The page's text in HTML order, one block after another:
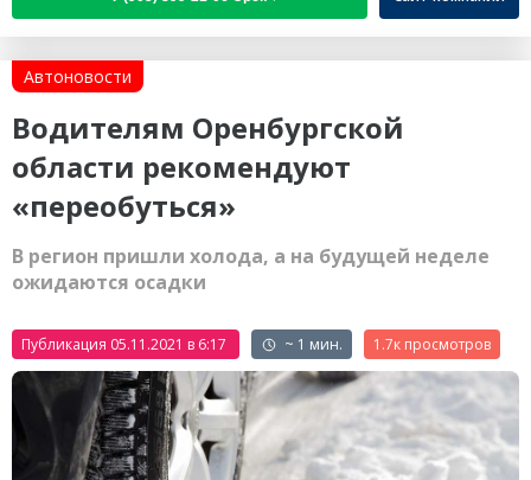
Автоновости
Водителям Оренбургской
области рекомендуют
«переобуться»
В регион пришли холода, а на будущей неделе
ожидаются осадки
Публикация 05.11.2021 в 6:17 ~ 1 мин. 1.7к